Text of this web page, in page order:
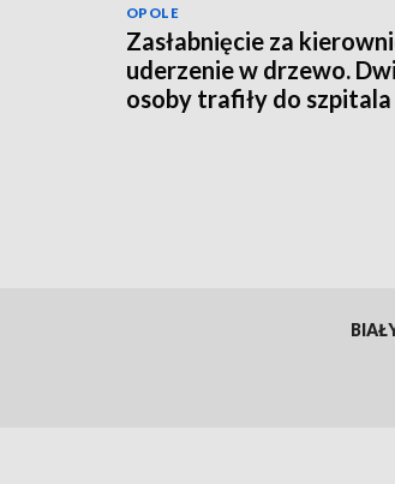
OPOLE
Zasłabnięcie za
uderzenie w drzewo.
osoby trafiły do szpitala